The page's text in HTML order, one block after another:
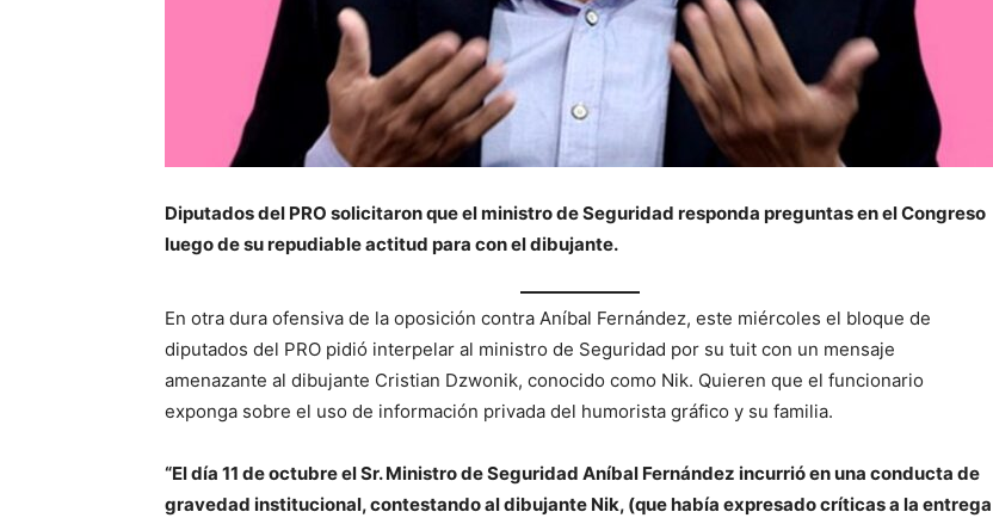
Diputados del PRO solicitaron que el ministro de Seguridad responda preguntas en el Congreso
luego de su repudiable actitud para con el dibujante.
En otra dura ofensiva de la oposición contra Aníbal Fernández, este miércoles el bloque de
diputados del PRO pidió interpelar al ministro de Seguridad por su tuit con un mensaje
amenazante al dibujante Cristian Dzwonik, conocido como Nik. Quieren que el funcionario
exponga sobre el uso de información privada del humorista gráfico y su familia.
“El día 11 de octubre el Sr. Ministro de Seguridad Aníbal Fernández incurrió en una conducta de
gravedad institucional, contestando al dibujante Nik, (que había expresado críticas a la entrega